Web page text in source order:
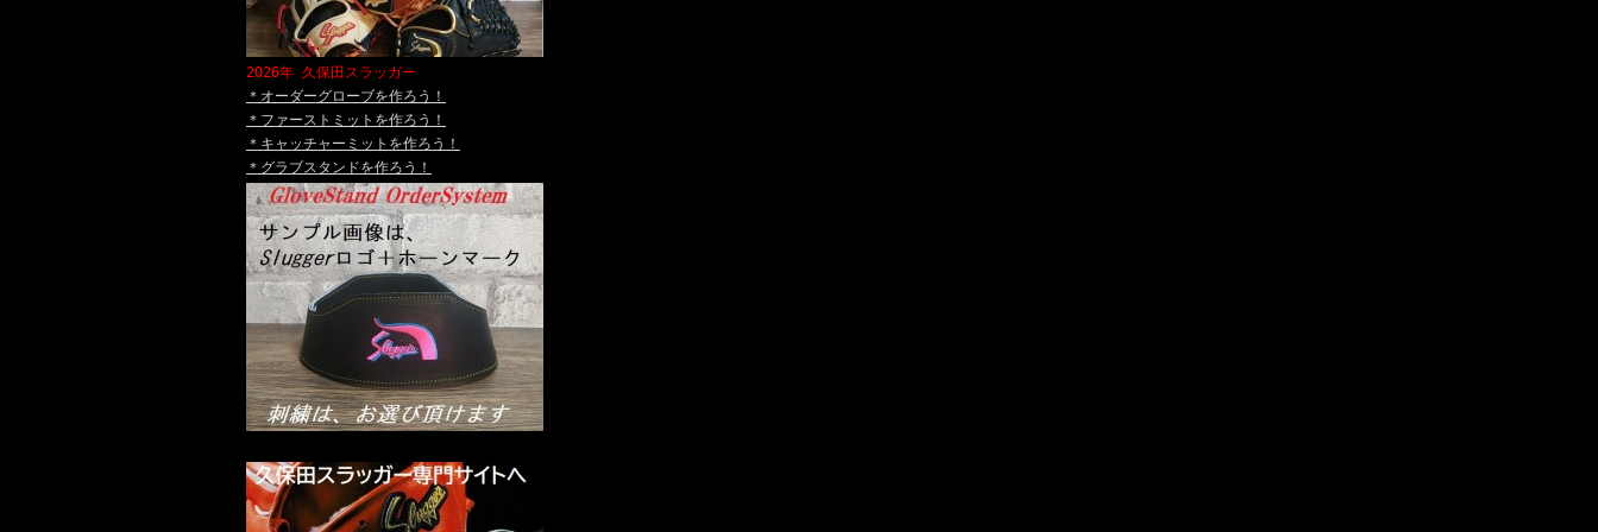
2026年 久保田スラッガー
＊オーダーグローブを作ろう！
＊ファーストミットを作ろう！
＊キャッチャーミットを作ろう！
＊グラブスタンドを作ろう！